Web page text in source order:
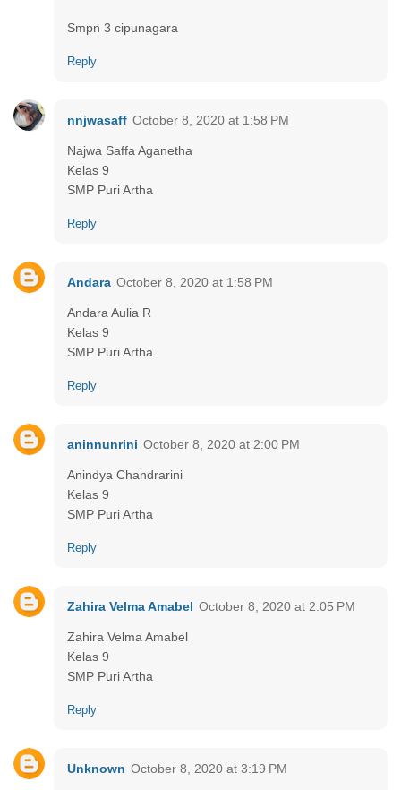
Smpn 3 cipunagara
Reply
nnjwasaff October 8, 2020 at 1:58 PM
Najwa Saffa Aganetha
Kelas 9
SMP Puri Artha
Reply
Andara October 8, 2020 at 1:58 PM
Andara Aulia R
Kelas 9
SMP Puri Artha
Reply
aninnunrini October 8, 2020 at 2:00 PM
Anindya Chandrarini
Kelas 9
SMP Puri Artha
Reply
Zahira Velma Amabel October 8, 2020 at 2:05 PM
Zahira Velma Amabel
Kelas 9
SMP Puri Artha
Reply
Unknown October 8, 2020 at 3:19 PM